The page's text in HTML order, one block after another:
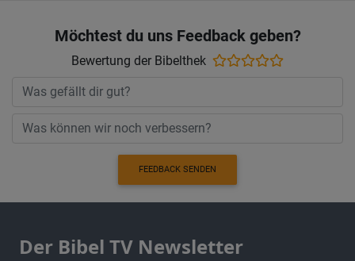
Möchtest du uns Feedback geben?
Bewertung der Bibelthek
FEEDBACK SENDEN
Der Bibel TV Newsletter